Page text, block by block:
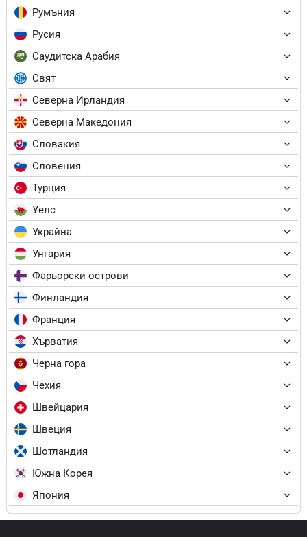
Румъния
Русия
Саудитска Арабия
Свят
Северна Ирландия
Северна Македония
Словакия
Словения
Турция
Уелс
Украйна
Унгария
Фарьорски острови
Финландия
Франция
Хърватия
Черна гора
Чехия
Швейцария
Швеция
Шотландия
Южна Корея
Япония